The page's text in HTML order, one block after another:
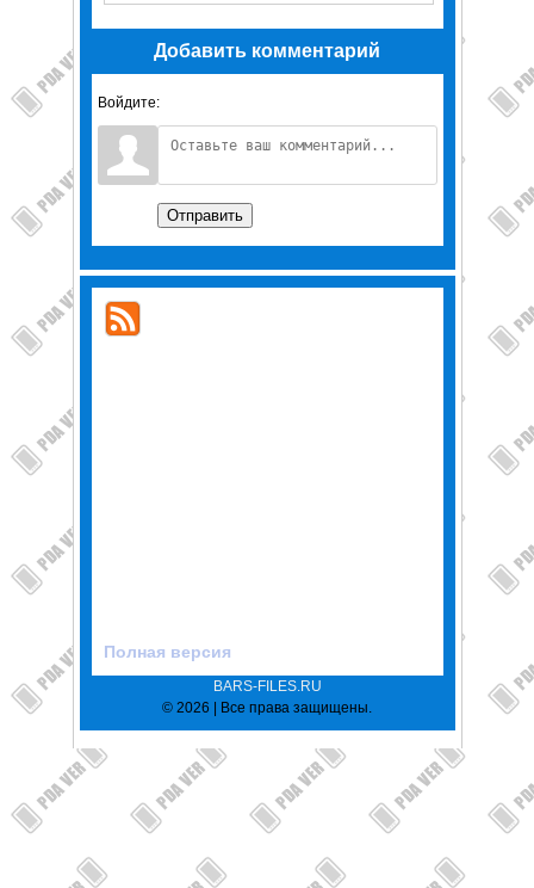
Добавить комментарий
Войдите:
Отправить
Полная версия
BARS-FILES.RU
© 2026 | Все права защищены.